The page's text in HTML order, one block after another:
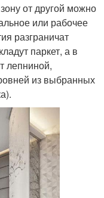
от другой можно
или рабочее
разграничат
паркет, а в
лепниной,
из выбранных